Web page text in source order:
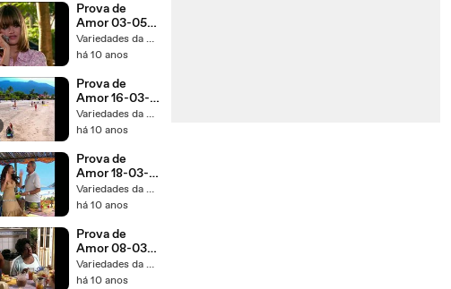
Prova de
Amor 03-05-
2016 Capítulo
198 Parte
Variedades da TV 1
há 10 anos
Prova de
Amor 16-03-
2016 Capítulo
164
Variedades da TV 1
há 10 anos
Prova de
Amor 18-03-
2016 Capítulo
166
Variedades da TV 1
há 10 anos
Prova de
Amor 08-03-
2016 Capítulo
158
Variedades da TV 1
há 10 anos